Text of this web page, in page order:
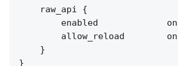
    raw_api {
enabled
allow_reload
    }